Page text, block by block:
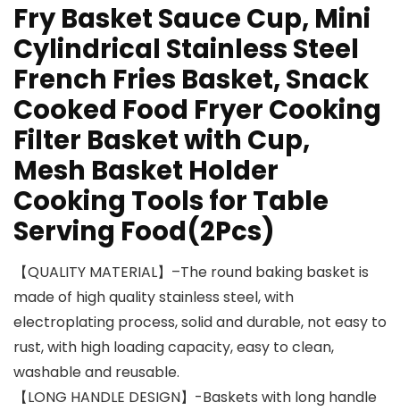
Fry Basket Sauce Cup, Mini
Cylindrical Stainless Steel
French Fries Basket, Snack
Cooked Food Fryer Cooking
Filter Basket with Cup,
Mesh Basket Holder
Cooking Tools for Table
Serving Food(2Pcs)
【QUALITY MATERIAL】–The round baking basket is
made of high quality stainless steel, with
electroplating process, solid and durable, not easy to
rust, with high loading capacity, easy to clean,
washable and reusable.
【LONG HANDLE DESIGN】-Baskets with long handle